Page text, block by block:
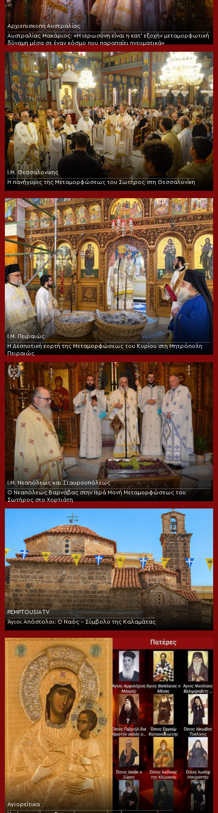
Αρχιεπισκοπή Αυστραλίας
Αυστραλίας Μακάριος: «Η ιερωσύνη είναι η κατ’ εξοχήν μεταμορφωτική
δύναμη μέσα σε έναν κόσμο που παραπαίει πνευματικά»
Ι.Μ. Θεσσαλονίκης
Η πανήγυρις της Μεταμορφώσεως του Σωτήρος στη Θεσσαλονίκη
Ι.Μ. Πειραιώς
Η Δεσποτική εορτή της Μεταμορφώσεως του Κυρίου στη Μητρόπολη
Πειραιώς
Ι.Μ. Νεαπόλεως και Σταυρουπόλεως
Ο Νεαπόλεως Βαρνάβας στην Ιερά Μονή Μεταμορφώσεως του
Σωτήρος στο Χορτιάτη
PEMPTOUSIA TV
Άγιοι Απόστολοι: Ο Ναός – Σύμβολο της Καλαμάτας
Αγιορείτικα